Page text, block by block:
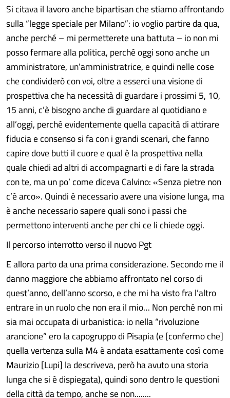
Si citava il lavoro anche bipartisan che stiamo affrontando
sulla “legge speciale per Milano”: io voglio partire da qua,
anche perché – mi permetterete una battuta – io non mi
posso fermare alla politica, perché oggi sono anche un
amministratore, un’amministratrice, e quindi nelle cose
che condividerò con voi, oltre a esserci una visione di
prospettiva che ha necessità di guardare i prossimi 5, 10,
15 anni, c’è bisogno anche di guardare al quotidiano e
all’oggi, perché evidentemente quella capacità di attirare
fiducia e consenso si fa con i grandi scenari, che fanno
capire dove butti il cuore e qual è la prospettiva nella
quale chiedi ad altri di accompagnarti e di fare la strada
con te, ma un po’ come diceva Calvino: «Senza pietre non
c’è arco». Quindi è necessario avere una visione lunga, ma
è anche necessario sapere quali sono i passi che
permettono interventi anche per chi ce li chiede oggi.
Il percorso interrotto verso il nuovo Pgt
E allora parto da una prima considerazione. Secondo me il
danno maggiore che abbiamo affrontato nel corso di
quest’anno, dell’anno scorso, e che mi ha visto fra l’altro
entrare in un ruolo che non era il mio… Non perché non mi
sia mai occupata di urbanistica: io nella “rivoluzione
arancione” ero la capogruppo di Pisapia (e [confermo che]
quella vertenza sulla M4 è andata esattamente così come
Maurizio [Lupi] la descriveva, però ha avuto una storia
lunga che si è dispiegata), quindi sono dentro le questioni
della città da tempo, anche se non........